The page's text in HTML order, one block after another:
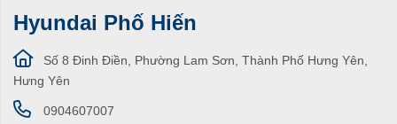
Hyundai Phố Hiến
Số 8 Đinh Điền, Phường Lam Sơn, Thành Phố Hưng Yên,
Hưng Yên
0904607007